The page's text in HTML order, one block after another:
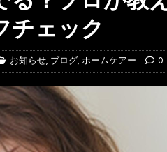
チェック
お知らせ,ブログ,ホームケアー 0